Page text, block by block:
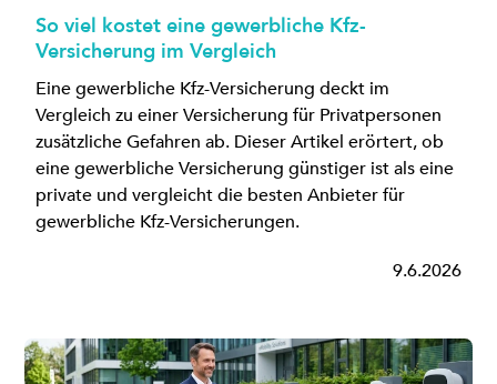
So viel kostet eine gewerbliche Kfz-
Versicherung im Vergleich
Eine gewerbliche Kfz-Versicherung deckt im
Vergleich zu einer Versicherung für Privatpersonen
zusätzliche Gefahren ab. Dieser Artikel erörtert, ob
eine gewerbliche Versicherung günstiger ist als eine
private und vergleicht die besten Anbieter für
gewerbliche Kfz-Versicherungen.
9.6.2026